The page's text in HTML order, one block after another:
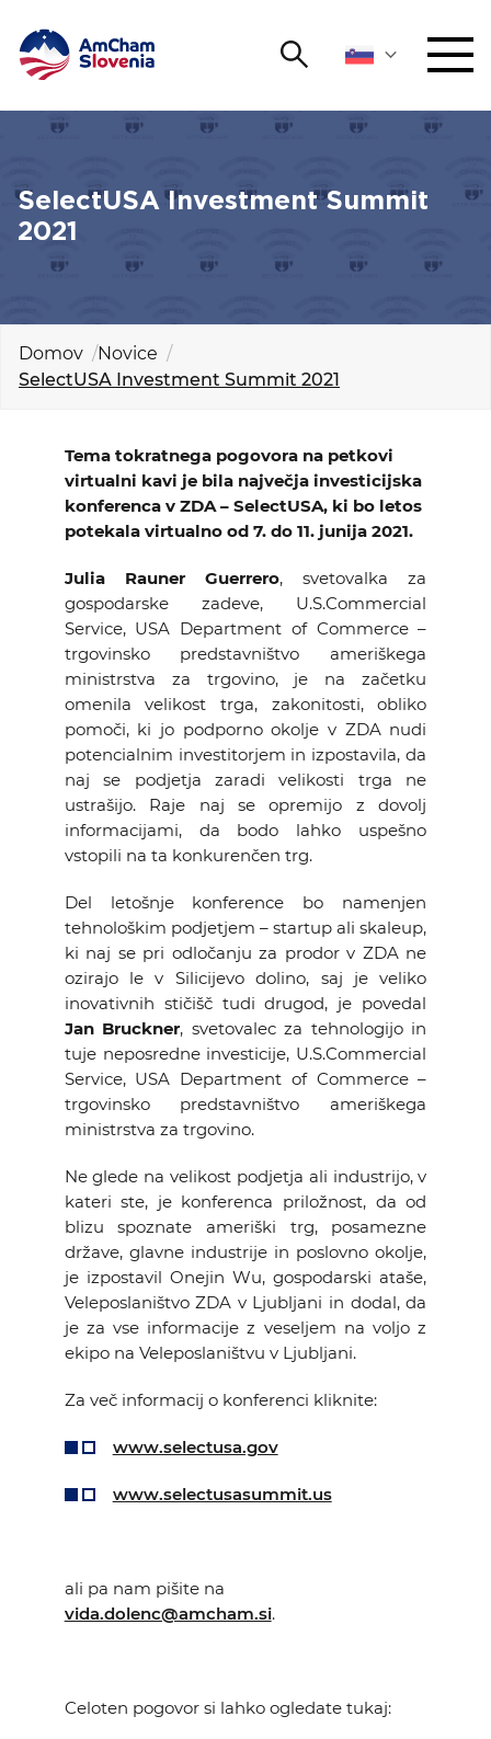
Išči
DOGODKI IN MREŽENJE
ZAGOVORNIŠTVO
AmCham YOUNG Open
MEDNARODNO SODELOVANJE
ČLANSTVO
KOLEDAR DOGODKOV
NOVICE
KONTAKT
GALERIJA
Želimo postati član
SelectUSA Investment Summit
2021
Domov
Novice
SelectUSA Investment Summit 2021
Tema tokratnega pogovora na petkovi
virtualni kavi je bila največja investicijska
konferenca v ZDA – SelectUSA, ki bo letos
potekala virtualno od 7. do 11. junija 2021.
Julia Rauner Guerrero, svetovalka za
gospodarske zadeve, U.S.Commercial
Service, USA Department of Commerce –
trgovinsko predstavništvo ameriškega
ministrstva za trgovino, je na začetku
omenila velikost trga, zakonitosti, obliko
pomoči, ki jo podporno okolje v ZDA nudi
potencialnim investitorjem in izpostavila, da
naj se podjetja zaradi velikosti trga ne
ustrašijo. Raje naj se opremijo z dovolj
informacijami, da bodo lahko uspešno
vstopili na ta konkurenčen trg.
Del letošnje konference bo namenjen
tehnološkim podjetjem – startup ali skaleup,
ki naj se pri odločanju za prodor v ZDA ne
ozirajo le v Silicijevo dolino, saj je veliko
inovativnih stičišč tudi drugod, je povedal
Jan Bruckner, svetovalec za tehnologijo in
tuje neposredne investicije, U.S.Commercial
Service, USA Department of Commerce –
trgovinsko predstavništvo ameriškega
ministrstva za trgovino.
Ne glede na velikost podjetja ali industrijo, v
kateri ste, je konferenca priložnost, da od
blizu spoznate ameriški trg, posamezne
države, glavne industrije in poslovno okolje,
je izpostavil Onejin Wu, gospodarski ataše,
Veleposlaništvo ZDA v Ljubljani in dodal, da
je za vse informacije z veseljem na voljo z
ekipo na Veleposlaništvu v Ljubljani.
Za več informacij o konferenci kliknite:
www.selectusa.gov
www.selectusasummit.us
ali pa nam pišite na
vida.dolenc@amcham.si.
Celoten pogovor si lahko ogledate tukaj: